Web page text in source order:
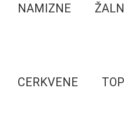
NAMIZNE
CERKVENE